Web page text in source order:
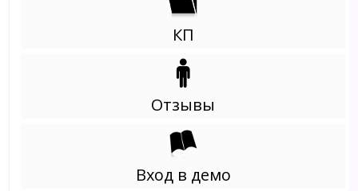
КП
Отзывы
Вход в демо